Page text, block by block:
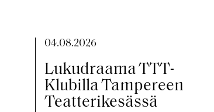
04.08.2026
Lukudraama TTT-
Klubilla Tampereen
Teatterikesässä